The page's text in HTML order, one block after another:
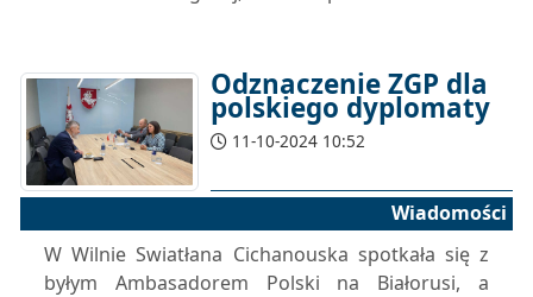
Odznaczenie ZGP dla
polskiego dyplomaty
11-10-2024 10:52
Wiadomości
W Wilnie Swiatłana Cichanouska spotkała się z
byłym Ambasadorem Polski na Białorusi, a